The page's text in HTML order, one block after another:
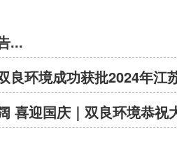
...
良环境成功获批2024年江
喜迎国庆｜双良环境恭祝